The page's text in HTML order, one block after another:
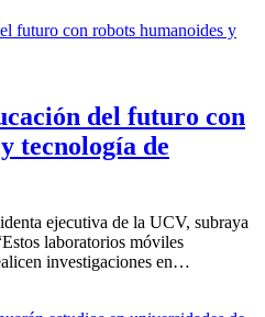
del futuro con
tecnología de
ejecutiva de la UCV, subraya
laboratorios móviles
investigaciones en…